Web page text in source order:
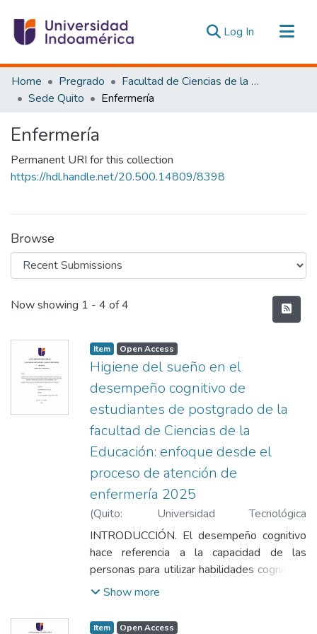
Log In (current)
Communities & Collections
All of DSpace
Estadísticas Externas
Home Pregrado
Facultad de Ciencias de la Salud y Bienestar Humano
Sede Quito
Enfermería
Enfermería
Permanent URI for this collection
https://hdl.handle.net/20.500.14809/8398
Browse
Recent Submissions
Now showing 1 - 4 of 4
Item Open Access
Higiene del sueño en el
desempeño cognitivo de
estudiantes de postgrado de la
facultad de Ciencias de la
Educación: enfoque desde el
proceso de atención de
enfermería 2025
(Quito: Universidad Tecnológica
Indoamérica,2026) Panamá Fueres, Thalia
Mishel;Chuga Martínez, Emily Bridghith
INTRODUCCIÓN. El desempeño cognitivo
hace referencia a la capacidad de las
personas para utilizar habilidades cognitivas
a través de procesos básicos y complejos.
rutinas que afectan la calidad del descanso,
Show more
Item Open Access